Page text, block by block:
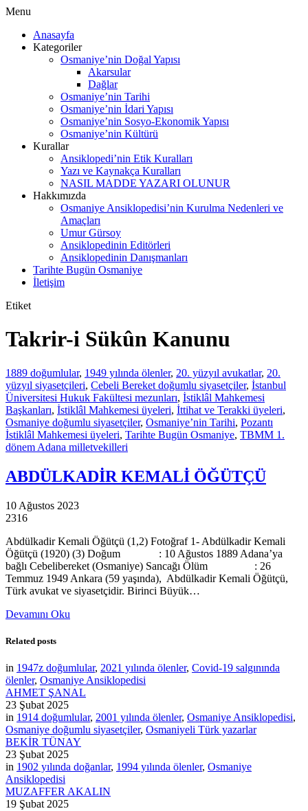
Menu
Anasayfa
Kategoriler
Osmaniye’nin Doğal Yapısı
Akarsular
Dağlar
Osmaniye’nin Tarihi
Osmaniye’nin İdari Yapısı
Osmaniye’nin Sosyo-Ekonomik Yapısı
Osmaniye’nin Kültürü
Kurallar
Ansiklopedi’nin Etik Kuralları
Yazı ve Kaynakça Kuralları
NASIL MADDE YAZARI OLUNUR
Hakkımızda
Osmaniye Ansiklopedisi’nin Kurulma Nedenleri ve
Amaçları
Umur Gürsoy
Ansiklopedinin Editörleri
Ansiklopedinin Danışmanları
Tarihte Bugün Osmaniye
İletişim
Etiket
Takrir-i Sükûn Kanunu
1889 doğumlular, 1949 yılında ölenler, 20. yüzyıl avukatlar, 20.
yüzyıl siyasetçileri, Cebeli Bereket doğumlu siyasetçiler, İstanbul
Üniversitesi Hukuk Fakültesi mezunları, İstiklâl Mahkemesi
Başkanları, İstiklâl Mahkemesi üyeleri, İttihat ve Terakki üyeleri,
Osmaniye doğumlu siyasetçiler, Osmaniye’nin Tarihi, Pozantı
İstiklâl Mahkemesi üyeleri, Tarihte Bugün Osmaniye, TBMM 1.
dönem Adana milletvekilleri
ABDÜLKADİR KEMALİ ÖĞÜTÇÜ
10 Ağustos 2023
2316
Abdülkadir Kemali Öğütçü (1,2) Fotoğraf 1- Abdülkadir Kemali
Öğütçü (1920) (3) Doğum : 10 Ağustos 1889 Adana’ya
bağlı Cebelibereket (Osmaniye) Sancağı Ölüm : 26
Temmuz 1949 Ankara (59 yaşında), Abdülkadir Kemali Öğütçü,
Türk avukat ve siyasetçidir. Birinci Büyük…
Devamını Oku
Related posts
in 1947z doğumlular, 2021 yılında ölenler, Covid-19 salgınında
ölenler, Osmaniye Ansiklopedisi
AHMET ŞANAL
23 Şubat 2025
in 1914 doğumlular, 2001 yılında ölenler, Osmaniye Ansiklopedisi,
Osmaniye doğumlu siyasetçiler, Osmaniyeli Türk yazarlar
BEKİR TÜNAY
23 Şubat 2025
in 1902 yılında doğanlar, 1994 yılında ölenler, Osmaniye
Ansiklopedisi
MUZAFFER AKALIN
19 Şubat 2025